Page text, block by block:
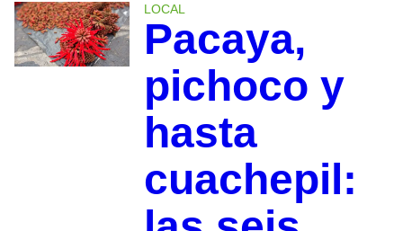
LOCAL
Pacaya,
pichoco y
hasta
cuachepil: